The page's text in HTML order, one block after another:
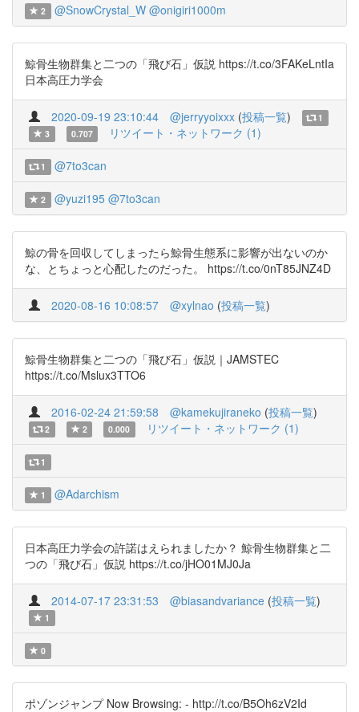
2 @SnowCrystal_W @onigiri1000m
鯨骨生物群集と二つの「飛び石」仮説 https://t.co/3FAKeLntIa
日本高圧力学会
2020-09-19 23:10:44 @jerryyoixxx (投稿一覧)
1
3
0.707 リツイート・ネットワーク (1)
1 @7to3can
2 @yuzi195 @7to3can
鯨の骨を回収してしまったら鯨骨生態系に影響が出ないのか
な、とちょっと心配したのだった。 https://t.co/0nT85JNZ4D
2020-08-16 10:08:57 @xylnao (投稿一覧)
鯨骨生物群集と二つの「飛び石」仮説｜JAMSTEC
https://t.co/Mslux3TTO6
2016-02-24 21:59:58 @kamekujiraneko (投稿一覧)
2 2 0.000 リツイート・ネットワーク (1)
1
1 @Adarchism
日本高圧力学会の許諾はえられましたか？ 鯨骨生物群集と二
つの「飛び石」仮説 https://t.co/jHO01MJ0Ja
2014-07-17 23:31:53 @biasandvariance (投稿一覧)
1
0
ポゾンジャンプ Now Browsing: - http://t.co/B5Oh6zV2Id